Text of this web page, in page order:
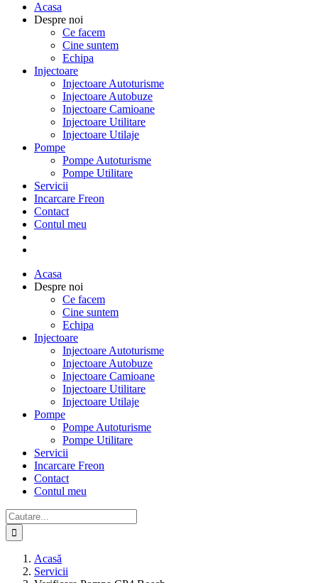
Acasa
Despre noi
Ce facem
Cine suntem
Echipa
Injectoare
Injectoare Autoturisme
Injectoare Autobuze
Injectoare Camioane
Injectoare Utilitare
Injectoare Utilaje
Pompe
Pompe Autoturisme
Pompe Utilitare
Servicii
Incarcare Freon
Contact
Contul meu
Acasa
Despre noi
Ce facem
Cine suntem
Echipa
Injectoare
Injectoare Autoturisme
Injectoare Autobuze
Injectoare Camioane
Injectoare Utilitare
Injectoare Utilaje
Pompe
Pompe Autoturisme
Pompe Utilitare
Servicii
Incarcare Freon
Contact
Contul meu
Cautare...
Acasă
Servicii